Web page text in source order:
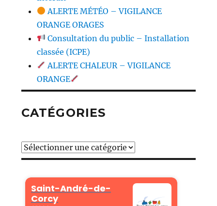
ALERTE MÉTÉO – VIGILANCE
ORANGE ORAGES
Consultation du public – Installation
classée (ICPE)
ALERTE CHALEUR – VIGILANCE
ORANGE
CATÉGORIES
Catégories